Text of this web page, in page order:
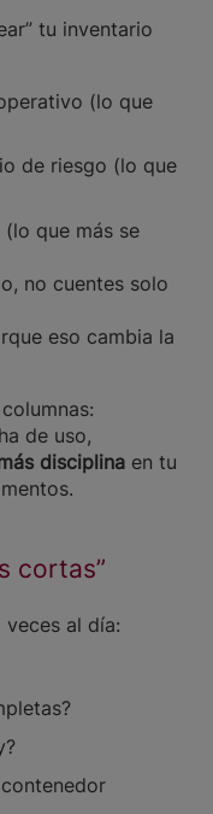
tu inventario
(lo que
de riesgo (lo que
que más se
no cuentes solo
eso cambia la
de uso,
disciplina en tu
cortas”
al día: